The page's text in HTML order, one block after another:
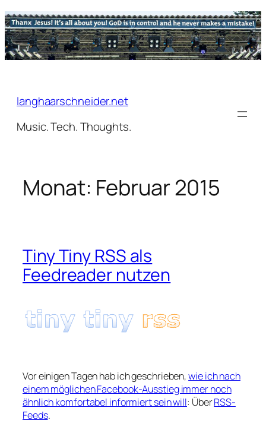
Zum
Inhalt
springen
langhaarschneider.net
Music. Tech. Thoughts.
Monat: Februar 2015
Tiny Tiny RSS als
Feedreader nutzen
Vor einigen Tagen hab ich geschrieben,wie ich nach
einem möglichen Facebook-Ausstieg immer noch
ähnlich komfortabel informiert sein will: ÜberRSS-
Feeds.